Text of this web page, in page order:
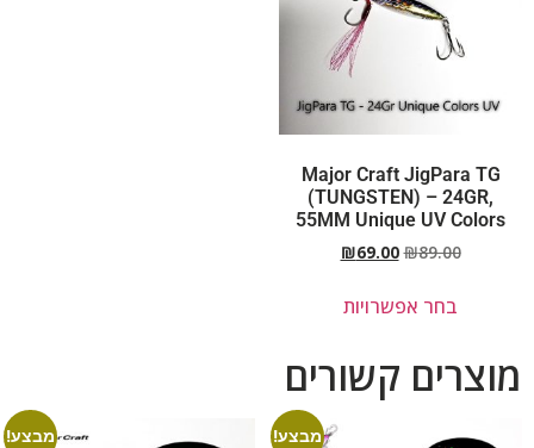
Major Craft JigPara TG
(TUNGSTEN) – 24GR,
55MM Unique UV Colors
₪89.00
₪69.00
בחר אפשרויות
מוצרים קשורים
מבצע! מבצע!